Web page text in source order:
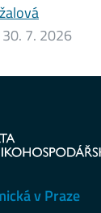
30. 7. 2026
v Praze